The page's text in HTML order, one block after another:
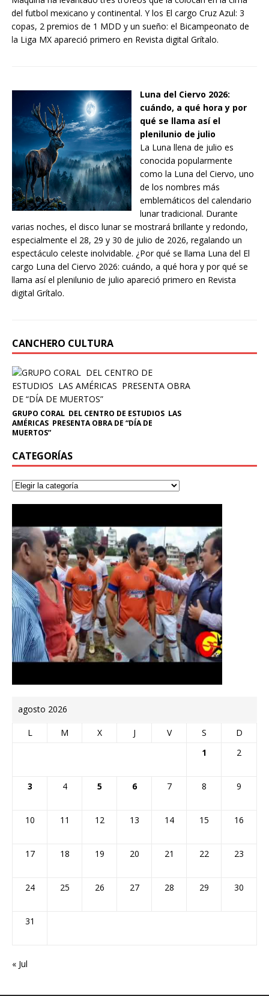
del futbol mexicano y continental. Y los El cargo Cruz Azul: 3
copas, 2 premios de 1 MDD y un sueño: el Bicampeonato de
la Liga MX apareció primero en Revista digital Grítalo.
Luna del Ciervo 2026:
cuándo, a qué hora y por
qué se llama así el
plenilunio de julio
La Luna llena de julio es
conocida popularmente
como la Luna del Ciervo, uno
de los nombres más
emblemáticos del calendario
lunar tradicional. Durante
varias noches, el disco lunar se mostrará brillante y redondo,
especialmente el 28, 29 y 30 de julio de 2026, regalando un
espectáculo celeste inolvidable. ¿Por qué se llama Luna del El
cargo Luna del Ciervo 2026: cuándo, a qué hora y por qué se
llama así el plenilunio de julio apareció primero en Revista
digital Grítalo.
CANCHERO CULTURA
GRUPO CORAL DEL CENTRO DE ESTUDIOS LAS
AMÉRICAS PRESENTA OBRA DE “DÍA DE
MUERTOS”
CATEGORÍAS
agosto 2026
L M X J V S
D
1
2
3 4 5 6 7 8 9
10 11 12 13 14 15 16
17 18 19 20 21 22 23
24 25 26 27 28 29 30
31
« Jul